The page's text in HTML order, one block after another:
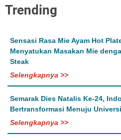
Trending
Sensasi Rasa Mie Ayam Hot
Menyatukan Masakan Mie
Steak
Selengkapnya >>
Semarak Dies Natalis Ke-24,
Bertransformasi Menuju
Selengkapnya >>